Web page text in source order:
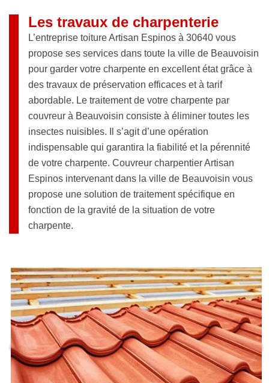
Les travaux de charpenterie
L’entreprise toiture Artisan Espinos à 30640 vous
propose ses services dans toute la ville de Beauvoisin
pour garder votre charpente en excellent état grâce à
des travaux de préservation efficaces et à tarif
abordable. Le traitement de votre charpente par
couvreur à Beauvoisin consiste à éliminer toutes les
insectes nuisibles. Il s’agit d’une opération
indispensable qui garantira la fiabilité et la pérennité
de votre charpente. Couvreur charpentier Artisan
Espinos intervenant dans la ville de Beauvoisin vous
propose une solution de traitement spécifique en
fonction de la gravité de la situation de votre
charpente.